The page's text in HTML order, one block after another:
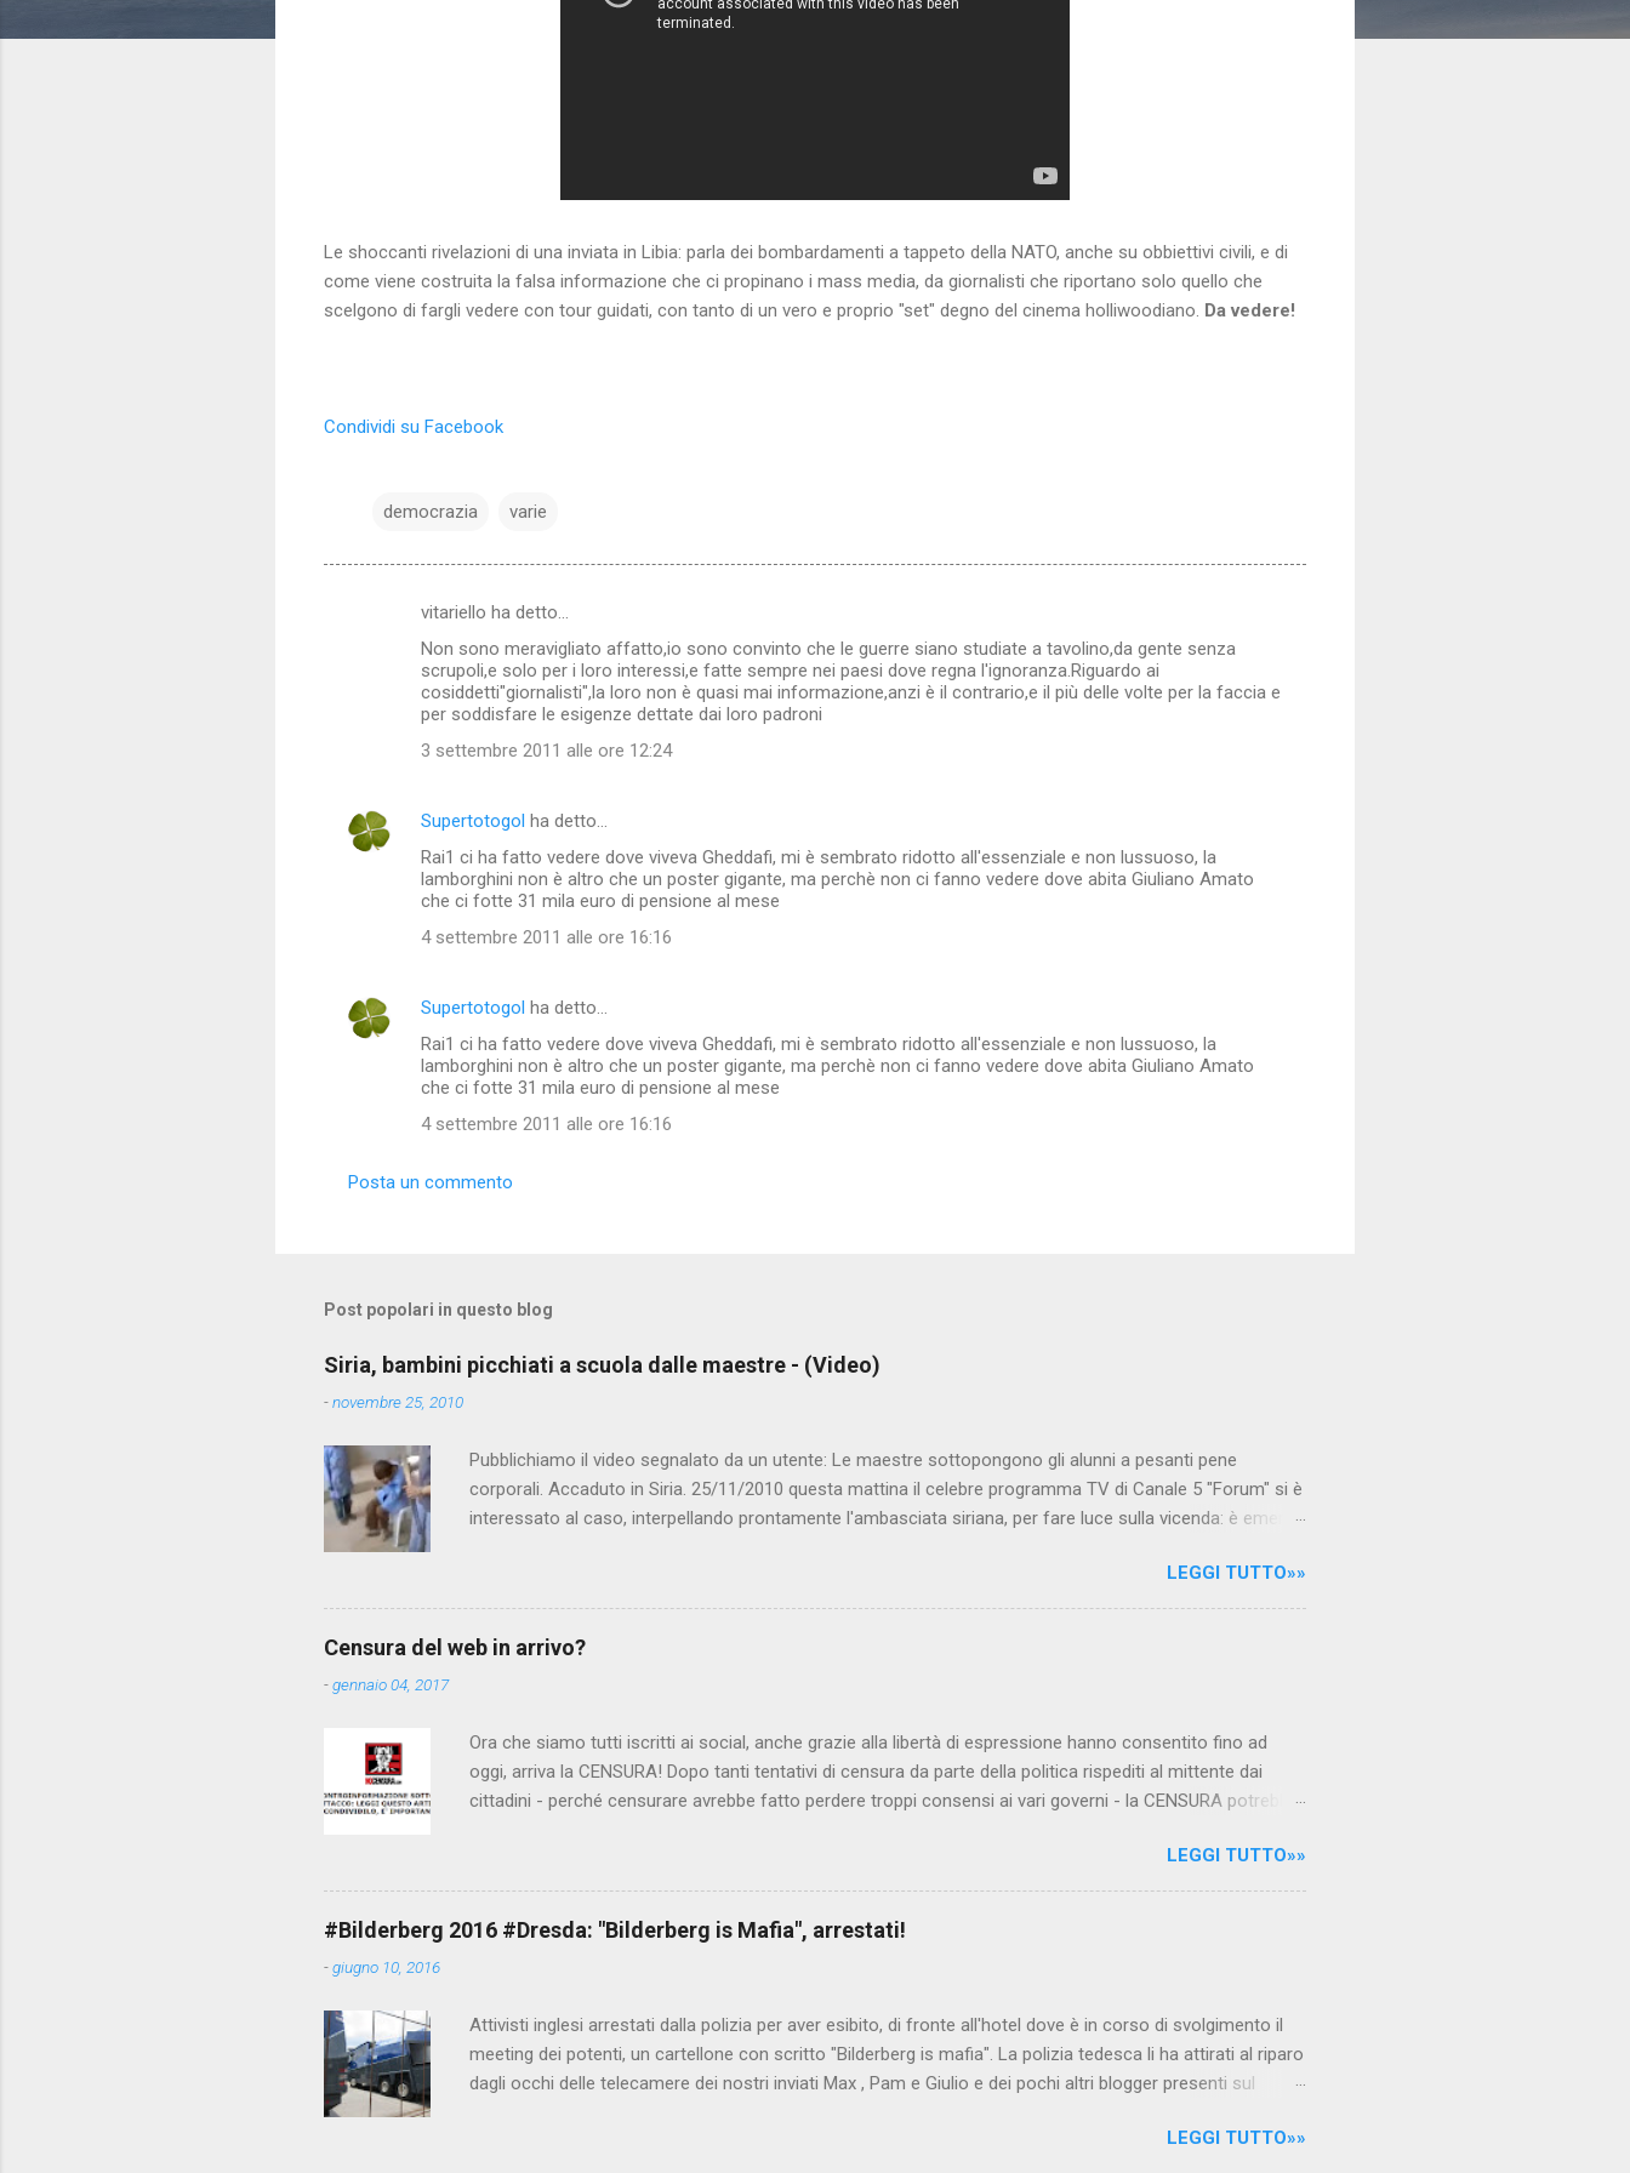
Le shoccanti rivelazioni di una inviata in Libia: parla dei bombardamenti a tappeto della NATO, anche su obbiettivi civili, e di
come viene costruita la falsa informazione che ci propinano i mass media, da giornalisti che riportano solo quello che
scelgono di fargli vedere con tour guidati, con tanto di un vero e proprio "set" degno del cinema holliwoodiano. Da vedere!
Condividi su Facebook
democrazia varie
t
vitariello ha detto…
Non sono meravigliato affatto,io sono convinto che le guerre siano studiate a tavolino,da gente senza
scrupoli,e solo per i loro interessi,e fatte sempre nei paesi dove regna l'ignoranza.Riguardo ai
cosiddetti"giornalisti",la loro non è quasi mai informazione,anzi è il contrario,e il più delle volte per la faccia e
per soddisfare le esigenze dettate dai loro padroni
3 settembre 2011 alle ore 12:24
Supertotogol ha detto…
Rai1 ci ha fatto vedere dove viveva Gheddafi, mi è sembrato ridotto all'essenziale e non lussuoso, la
lamborghini non è altro che un poster gigante, ma perchè non ci fanno vedere dove abita Giuliano Amato
che ci fotte 31 mila euro di pensione al mese
4 settembre 2011 alle ore 16:16
Supertotogol ha detto…
Rai1 ci ha fatto vedere dove viveva Gheddafi, mi è sembrato ridotto all'essenziale e non lussuoso, la
lamborghini non è altro che un poster gigante, ma perchè non ci fanno vedere dove abita Giuliano Amato
che ci fotte 31 mila euro di pensione al mese
4 settembre 2011 alle ore 16:16
Posta un commento
Post popolari in questo blog
Siria, bambini picchiati a scuola dalle maestre - (Video)
-novembre 25, 2010
Pubblichiamo il video segnalato da un utente: Le maestre sottopongono gli alunni a pesanti pene
corporali. Accaduto in Siria. 25/11/2010 questa mattina il celebre programma TV di Canale 5 "Forum" si è
interessato al caso, interpellando prontamente l'ambasciata siriana, per fare luce sulla vicenda: è emerso
state punite e allontanate dalla scuola. LEGGI IL SERVIZIO . staff nocensura.com Condividi su Facebook
LEGGI TUTTO»»
Censura del web in arrivo?
-gennaio 04, 2017
Ora che siamo tutti iscritti ai social, anche grazie alla libertà di espressione hanno consentito fino ad
oggi, arriva la CENSURA! Dopo tanti tentativi di censura da parte della politica rispediti al mittente dai
cittadini - perché censurare avrebbe fatto perdere troppi consensi ai vari governi - la CENSURA potrebbe
AGCM (da non confondere con AGCOM) tra l'altro il momento è proprizio perché al governo non c'è più
Matteo Renzi ma il buon Renziloni , controfigura di Renzi messo li per mettere la faccia su quelle misure
che per l'ex sindaco di Firenze sarebbero state sconvenienti , dai miliardi da sborsare per le banche allo
sdoganamento della censura del web. Renzi è tornato a casa, a farsi riprendere mentre fa la spesa come
LEGGI TUTTO»»
#Bilderberg 2016 #Dresda: "Bilderberg is Mafia", arrestati!
-giugno 10, 2016
Attivisti inglesi arrestati dalla polizia per aver esibito, di fronte all'hotel dove è in corso di svolgimento il
meeting dei potenti, un cartellone con scritto "Bilderberg is mafia". La polizia tedesca li ha attirati al riparo
dagli occhi delle telecamere dei nostri inviati Max , Pam e Giulio e dei pochi altri blogger presenti sul
evitando che la scena fosse ripresa. E' quanto raccontano i nostri amici inviati durante l'ultimoLEGGI TUTTO»»